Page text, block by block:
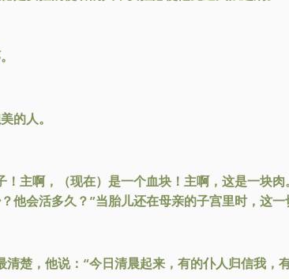
的人。
主啊，（现在）是一个血块！主啊，这是一块
他会活多久？”当胎儿还在母亲的子宫里时，这
楚，他说：“今日清晨起来，有的仆人归信我，